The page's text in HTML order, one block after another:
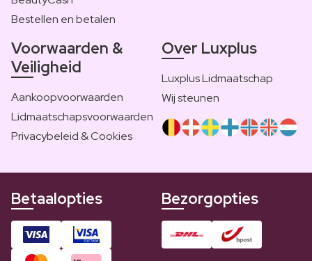
Bestellen en betalen
Voorwaarden &
Veiligheid
Aankoopvoorwaarden
Lidmaatschapsvoorwaarden
Privacybeleid & Cookies
Over Luxplus
Luxplus Lidmaatschap
Wij steunen
Betaalopties Bezorgopties